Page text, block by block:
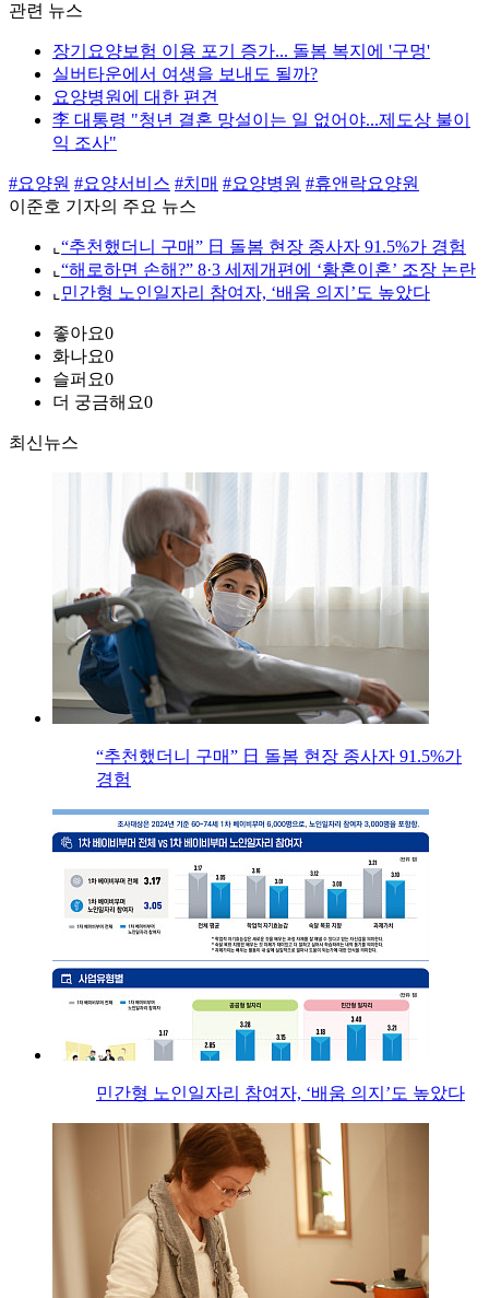
관련 뉴스
장기요양보험 이용 포기 증가... 돌봄 복지에 '구멍'
실버타운에서 여생을 보내도 될까?
요양병원에 대한 편견
李 대통령 "청년 결혼 망설이는 일 없어야...제도상 불이
익 조사"
#요양원 #요양서비스 #치매 #요양병원 #휴앤락요양원
이준호 기자의 주요 뉴스
⌞ “추천했더니 구매” 日 돌봄 현장 종사자 91.5%가 경험
⌞ “해로하면 손해?” 8·3 세제개편에 ‘황혼이혼’ 조장 논란
⌞ 민간형 노인일자리 참여자, ‘배움 의지’도 높았다
좋아요0
화나요0
슬퍼요0
더 궁금해요0
최신뉴스
“추천했더니 구매” 日 돌봄 현장 종사자 91.5%가
경험
민간형 노인일자리 참여자, ‘배움 의지’도 높았다